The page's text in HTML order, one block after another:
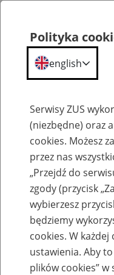
Szkolenia
Zaproś ZUS do
eZUS w
Polityka
english
Serwisy ZUS
(niezbędne) oraz
cookies. Możesz
przez nas
„Przejdź do
zgody (przycisk
wybierzesz
będziemy
cookies. W
ustawienia. Aby
plików cookies” w